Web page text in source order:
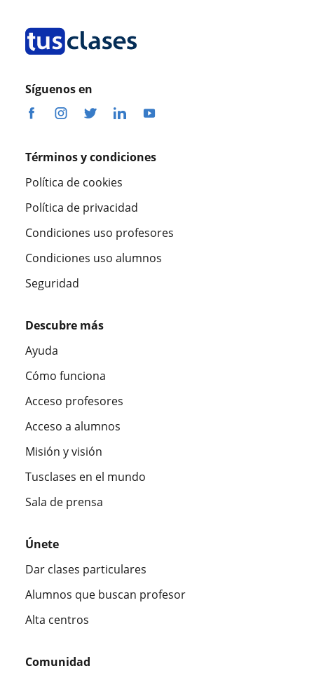
Síguenos en
Términos y condiciones
Política de cookies
Política de privacidad
Condiciones uso profesores
Condiciones uso alumnos
Seguridad
Descubre más
Ayuda
Cómo funciona
Acceso profesores
Acceso a alumnos
Misión y visión
Tusclases en el mundo
Sala de prensa
Únete
Dar clases particulares
Alumnos que buscan profesor
Alta centros
Comunidad